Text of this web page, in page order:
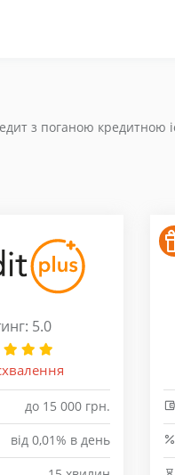
з поганою кредитною
5.0
до 15 000 грн.
від 0,01% в день